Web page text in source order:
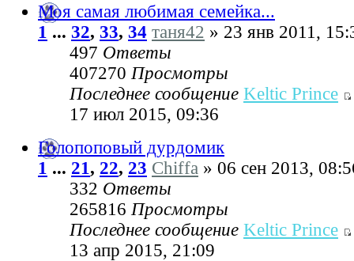
Моя самая любимая семейка...
1 ... 32, 33, 34 таня42 » 23 янв 2011,
497 Ответы
407270 Просмотры
Последнее сообщение Keltic Prince
17 июл 2015, 09:36
Голопоповый дурдомик
1 ... 21, 22, 23 Chiffa » 06 сен 2013,
332 Ответы
265816 Просмотры
Последнее сообщение Keltic Prince
13 апр 2015, 21:09